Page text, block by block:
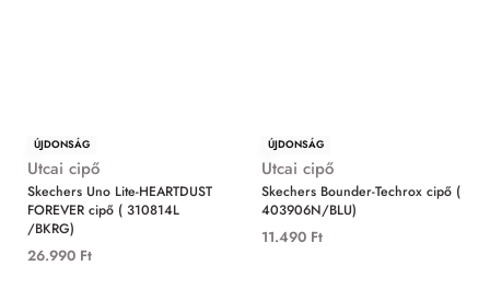
ÚJDONSÁG
Utcai cipő
Skechers Uno Lite-HEARTDUST
FOREVER cipő ( 310814L
/BKRG)
26.990 Ft
ÚJDONSÁG
Utcai cipő
Skechers Bounder-Techrox cipő (
403906N/BLU)
11.490 Ft